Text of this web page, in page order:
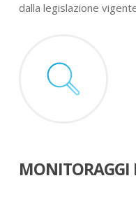
dalla legislazione
MONITORAGGI